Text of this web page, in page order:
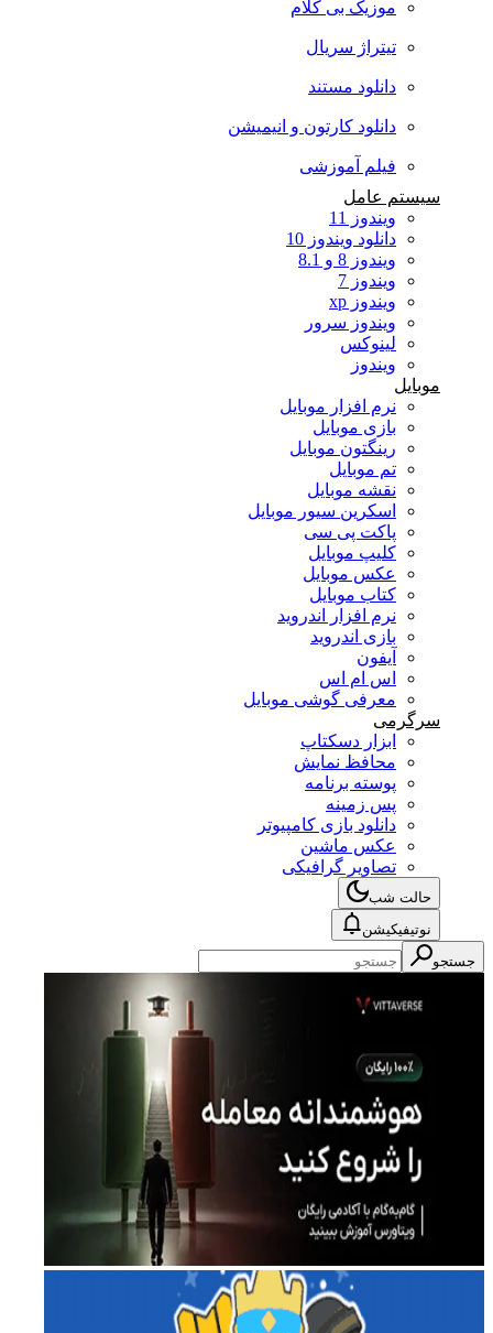
موزیک بی کلام
تیتراژ سریال
دانلود مستند
دانلود کارتون و انیمیشن
فیلم آموزشی
سیستم عامل
ویندوز 11
دانلود ویندوز 10
ویندوز 8 و 8.1
ویندوز 7
ویندوز xp
ویندوز سرور
لینوکس
ویندوز
موبایل
نرم افزار موبایل
بازی موبایل
رینگتون موبایل
تم موبایل
نقشه موبایل
اسکرین سیور موبایل
پاکت پی سی
کلیپ موبایل
عکس موبایل
کتاب موبایل
نرم افزار اندروید
بازی اندروید
آیفون
اس ام اس
معرفی گوشی موبایل
سرگرمی
ابزار دسکتاپ
محافظ نمایش
پوسته برنامه
پس زمینه
دانلود بازی کامپیوتر
عکس ماشین
تصاویر گرافیکی
حالت شب
نوتیفیکیشن
جستجو